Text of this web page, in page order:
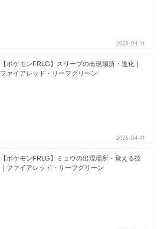
2026-04-11
【ポケモンFRLG】スリープの出現場所・進化｜
ファイアレッド・リーフグリーン
2026-04-11
【ポケモンFRLG】ミュウの出現場所・覚える技
｜ファイアレッド・リーフグリーン